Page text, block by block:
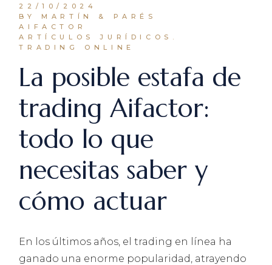
22/10/2024
BY MARTÍN & PARÉS
AIFACTOR
ARTÍCULOS JURÍDICOS.
TRADING ONLINE
La posible estafa de
trading Aifactor:
todo lo que
necesitas saber y
cómo actuar
En los últimos años, el trading en línea ha
ganado una enorme popularidad, atrayendo